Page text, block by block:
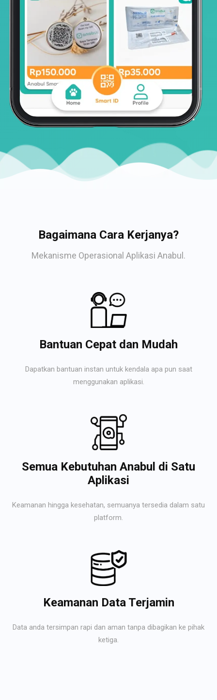
Bagaimana Cara Kerjanya?
Mekanisme Operasional Aplikasi Anabul.
Bantuan Cepat dan Mudah
Dapatkan bantuan instan untuk kendala apa pun saat
menggunakan aplikasi.
Semua Kebutuhan Anabul di Satu
Aplikasi
Keamanan hingga kesehatan, semuanya tersedia dalam satu
platform.
Keamanan Data Terjamin
Data anda tersimpan rapi dan aman tanpa dibagikan ke pihak
ketiga.